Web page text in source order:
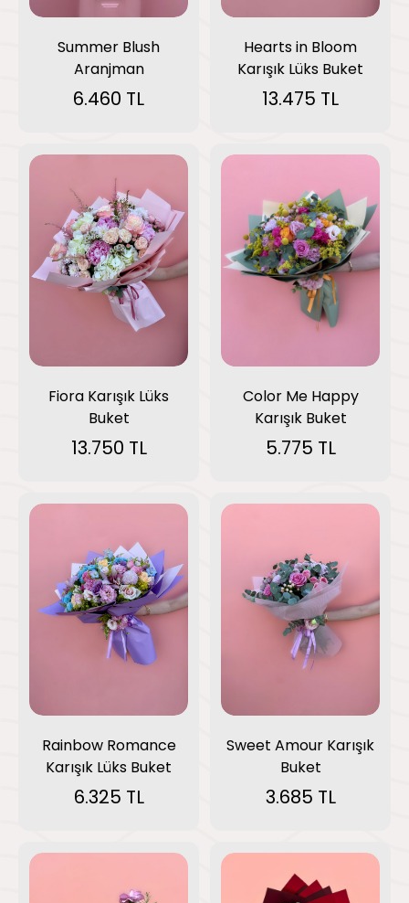
Summer Blush
Aranjman
6.460 TL
Hearts in Bloom
Karışık Lüks Buket
13.475 TL
Fiora Karışık Lüks
Buket
13.750 TL
Color Me Happy
Karışık Buket
5.775 TL
Rainbow Romance
Karışık Lüks Buket
6.325 TL
Sweet Amour Karışık
Buket
3.685 TL